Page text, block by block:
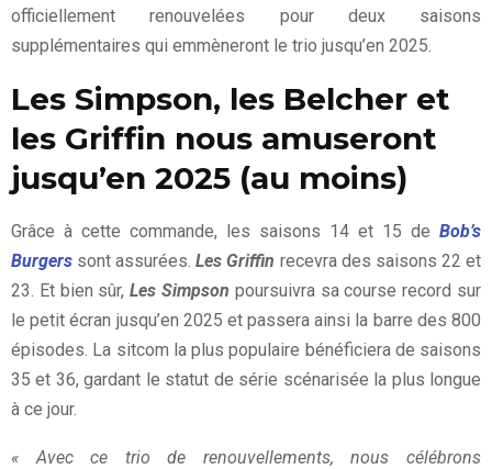
officiellement renouvelées pour deux saisons
supplémentaires qui emmèneront le trio jusqu’en 2025.
Les Simpson, les Belcher et
les Griffin nous amuseront
jusqu’en 2025 (au moins)
Grâce à cette commande, les saisons 14 et 15 de Bob’s
Burgers sont assurées.Les Griffin recevra des saisons 22 et
23. Et bien sûr,Les Simpson poursuivra sa course record sur
le petit écran jusqu’en 2025 et passera ainsi la barre des 800
épisodes. La sitcom la plus populaire bénéficiera de saisons
35 et 36, gardant le statut de série scénarisée la plus longue
à ce jour.
« Avec ce trio de renouvellements, nous célébrons